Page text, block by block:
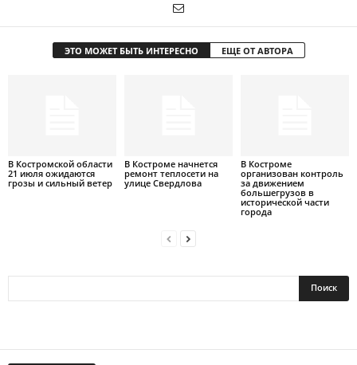
ЭТО МОЖЕТ БЫТЬ ИНТЕРЕСНО ЕЩЕ ОТ АВТОРА
В Костромской области
21 июля ожидаются
грозы и сильный ветер
В Костроме начнется
ремонт теплосети на
улице Свердлова
В Костроме
организован контроль
за движением
большегрузов в
исторической части
города